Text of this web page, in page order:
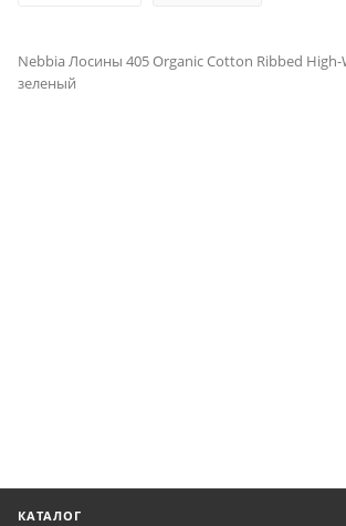
Nebbia Лосины 405 Organic Cotton Ribbed
зеленый
КАТАЛОГ